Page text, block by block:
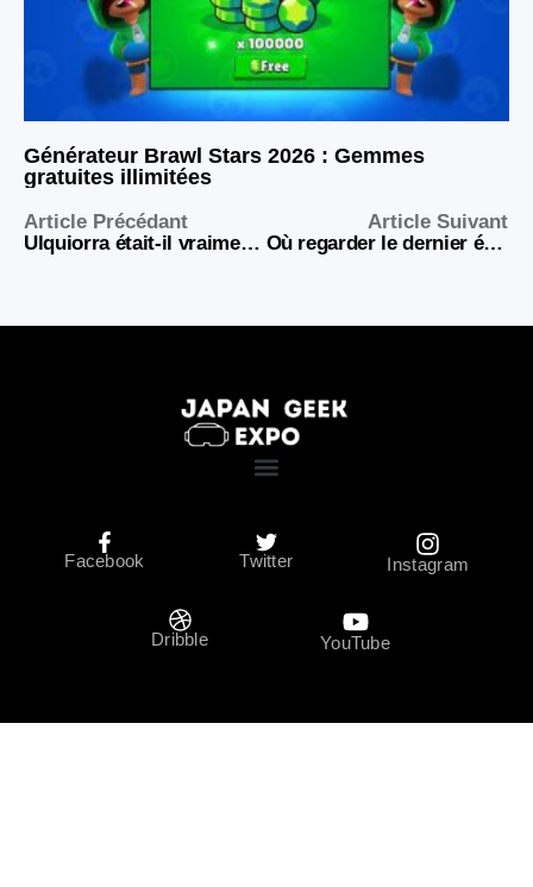
Générateur Brawl Stars 2026 : Gemmes
gratuites illimitées
Article Précédant
Ulquiorra était-il vraiment l’Espada le plus puissant de Bleach ?
Article Suivant
Où regarder le dernier épisode de One Piece en 2026
Facebook Twitter Instagram
Dribble YouTube